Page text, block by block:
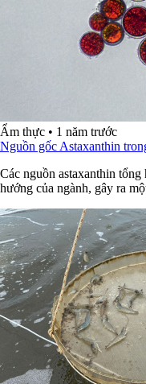
Ẩm thực • 1 năm trước
Nguồn gốc Astaxanthin
Các nguồn astaxanthin
hướng của ngành, gây ra